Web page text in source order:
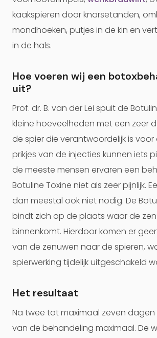
kaakspieren door knarsetanden,
mondhoeken, putjes in de kin en
in de hals.
Hoe voeren wij een
uit?
Prof. dr. B. van der Lei spuit de
kleine hoeveelheden met een zeer
de spier die verantwoordelijk is voor
prikjes van de injecties kunnen iets
de meeste mensen ervaren een
Botuline Toxine niet als zeer pijnlijk.
dan meestal ook niet nodig. De
bindt zich op de plaats waar de
binnenkomt. Hierdoor komen er
van de zenuwen naar de spieren,
spierwerking tijdelijk uitgeschakeld
Het resultaat
Na twee tot maximaal zeven
van de behandeling maximaal. De